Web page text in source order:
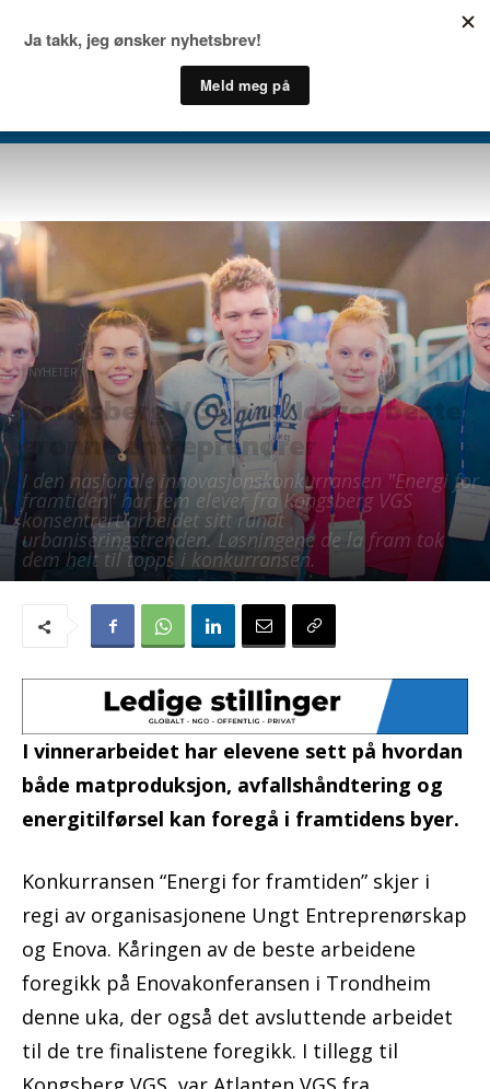
NYHETER
Kongsberg VGS har Norges beste
grønne entreprenører
I den nasjonale innovasjonskonkurransen "Energi for
framtiden" har fem elever fra Kongsberg VGS
konsentrert arbeidet sitt rundt
urbaniseringstrenden. Løsningene de la fram tok
dem helt til topps i konkurransen.
I vinnerarbeidet har elevene sett på hvordan
både matproduksjon, avfallshåndtering og
energitilførsel kan foregå i framtidens byer.
Konkurransen “Energi for framtiden” skjer i
regi av organisasjonene Ungt Entreprenørskap
og Enova. Kåringen av de beste arbeidene
foregikk på Enovakonferansen i Trondheim
denne uka, der også det avsluttende arbeidet
til de tre finalistene foregikk. I tillegg til